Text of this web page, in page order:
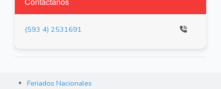
(593 4) 2531691
Feriados Nacionales